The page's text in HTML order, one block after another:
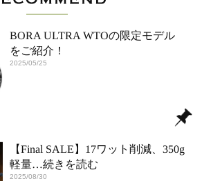
BORA ULTRA WTOの限定モデル
をご紹介！
2025/05/25
【Final SALE】17ワット削減、350g
軽量…続きを読む
2025/08/30